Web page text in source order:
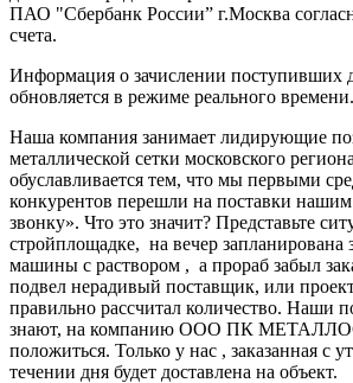
ПАО "Сбербанк России” г.Москва
счета.
Информация о зачислении поступивших
обновляется в режиме реального
Наша компания занимает лидирующие
металлической сетки московского
обуславливается тем, что мы первыми
конкурентов перешли на поставки
звонку». Что это значит? Представьте
стройплощадке, на вечер запланирована
машины с раствором , а прораб забыл
подвел нерадивый поставщик, или
правильно рассчитал количество. Наши
знают, на компанию ООО ПК
положиться. Только у нас , заказанная с
течении дня будет доставлена на объект.